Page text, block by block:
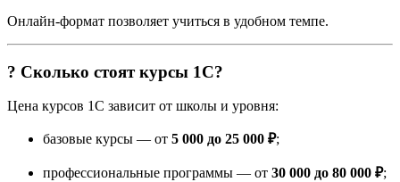
Онлайн-формат позволяет учиться в удобном темпе.
? Сколько стоят курсы 1С?
Цена курсов 1С зависит от школы и уровня:
базовые курсы — от 5 000 до 25 000 ₽;
профессиональные программы — от 30 000 до 80 000 ₽;